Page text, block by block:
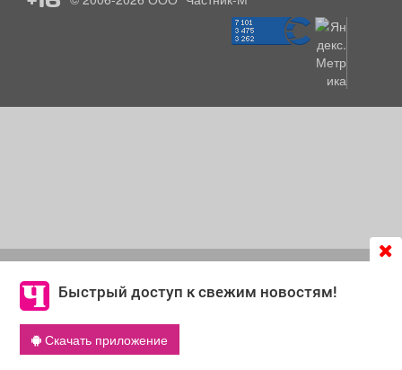
Быстрый доступ к свежим новостям!
Скачать приложение
согласие на обработку файлов cookie, которые
обеспечивают корректную работу сайта и сбора
информации для улучшения качества сервисов.
Что такое cookie